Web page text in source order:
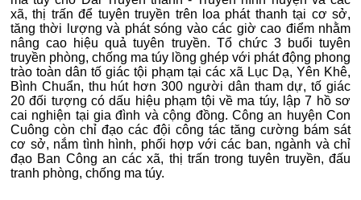
xã, thị trấn để tuyên truyền trên loa phát thanh tại cơ sở,
tăng thời lượng và phát sóng vào các giờ cao điểm nhằm
nâng cao hiệu quả tuyên truyền. Tổ chức 3 buổi tuyên
truyền phòng, chống ma túy lồng ghép với phát động phong
trào toàn dân tố giác tội phạm tại các xã Lục Dạ, Yên Khê,
Bình Chuẩn, thu hút hơn 300 người dân tham dự, tố giác
20 đối tượng có dấu hiệu phạm tội về ma túy, lập 7 hồ sơ
cai nghiện tại gia đình và cộng đồng. Công an huyện Con
Cuông còn chỉ đạo các đội công tác tăng cường bám sát
cơ sở, nắm tình hình, phối hợp với các ban, ngành và chỉ
đạo Ban Công an các xã, thị trấn trong tuyên truyền, đấu
tranh phòng, chống ma túy.